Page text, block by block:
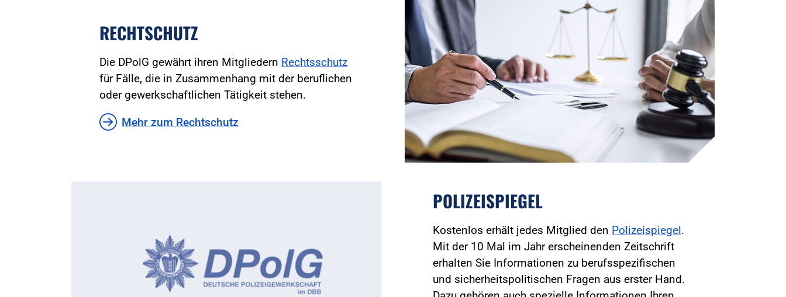
RECHTSCHUTZ
Die DPolG gewährt ihren Mitgliedern Rechtsschutz
für Fälle, die in Zusammenhang mit der beruflichen
oder gewerkschaftlichen Tätigkeit stehen.
Mehr zum Rechtschutz
POLIZEISPIEGEL
Kostenlos erhält jedes Mitglied den Polizeispiegel.
Mit der 10 Mal im Jahr erscheinenden Zeitschrift
erhalten Sie Informationen zu berufsspezifischen
und sicherheitspolitischen Fragen aus erster Hand.